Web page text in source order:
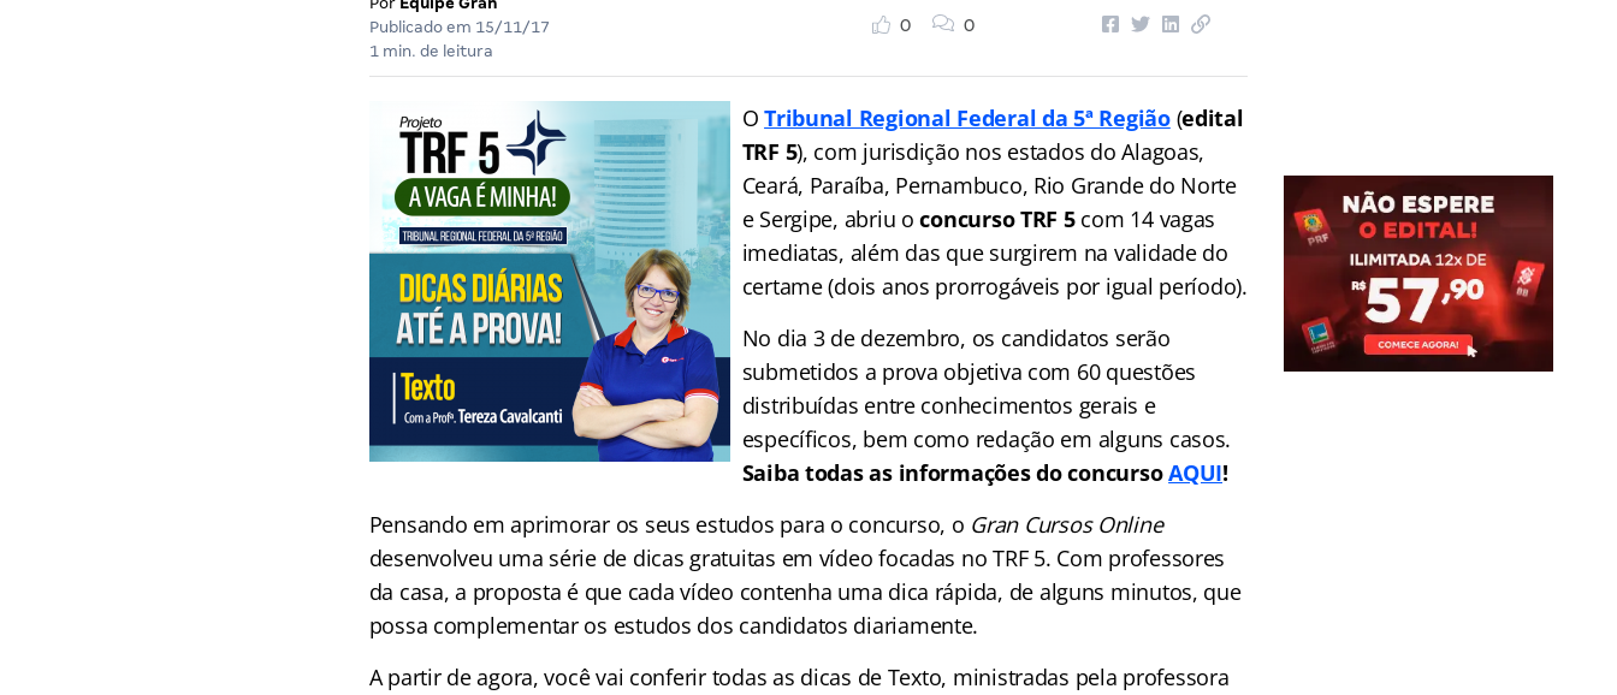
Publicado em 15/11/17
1 min. de leitura
0 0
OTribunal Regional Federal da 5ª Região(edital
TRF 5), com jurisdição nos estados do Alagoas,
Ceará, Paraíba, Pernambuco, Rio Grande do Norte
e Sergipe, abriu oconcurso TRF 5com 14 vagas
imediatas, além das que surgirem na validade do
certame (dois anos prorrogáveis por igual período).
No dia 3 de dezembro, os candidatos serão
submetidos a prova objetiva com 60 questões
distribuídas entre conhecimentos gerais e
específicos, bem como redação em alguns casos.
Saiba todas as informações do concursoAQUI!
Pensando em aprimorar os seus estudos para o concurso, o Gran Cursos Online
desenvolveu uma série de dicas gratuitas em vídeo focadas no TRF 5. Com professores
da casa, a proposta é que cada vídeo contenha uma dica rápida, de alguns minutos, que
possa complementar os estudos dos candidatos diariamente.
A partir de agora, você vai conferir todas as dicas de Texto, ministradas pela professora